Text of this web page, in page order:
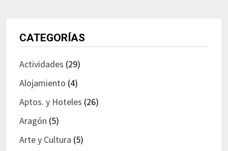
CATEGORÍAS
Actividades (29)
Alojamiento (4)
Aptos. y Hoteles (26)
Aragón (5)
Arte y Cultura (5)